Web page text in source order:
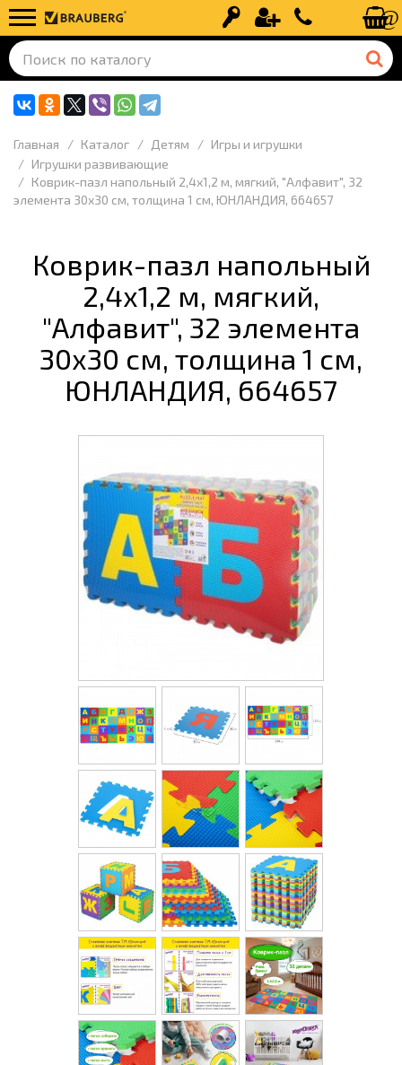
Вход Регистрация+7 (499) 110-
Главная Каталог Детям
Игры и игрушки
Игрушки развивающие
Коврик-пазл напольный 2,4х1,2 м, мягкий, "Алфавит", 32
элемента 30х30 см, толщина 1 см, ЮНЛАНДИЯ, 664657
Коврик-пазл напольный
2,4х1,2 м, мягкий,
"Алфавит", 32 элемента
30х30 см, толщина 1 см,
ЮНЛАНДИЯ, 664657